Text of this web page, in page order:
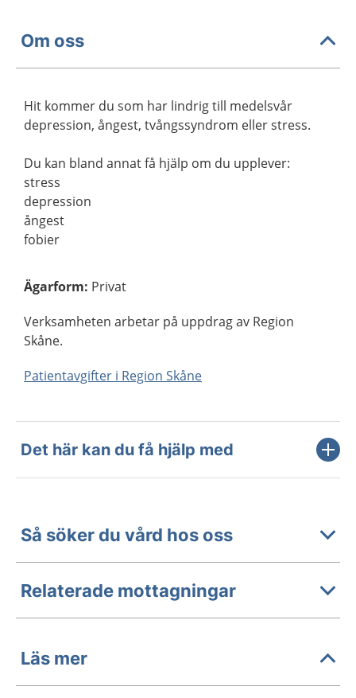
Om oss
Hit kommer du som har lindrig till medelsvår
depression, ångest, tvångssyndrom eller stress.
Du kan bland annat få hjälp om du upplever:
stress
depression
ångest
fobier
Ägarform: Privat
Verksamheten arbetar på uppdrag av Region
Skåne.
Patientavgifter i Region Skåne
Det här kan du få hjälp med
Så söker du vård hos oss
Relaterade mottagningar
Läs mer